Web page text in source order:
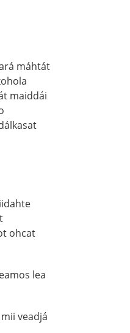
máhtát
maiddái
ohcat
lea
veadjá